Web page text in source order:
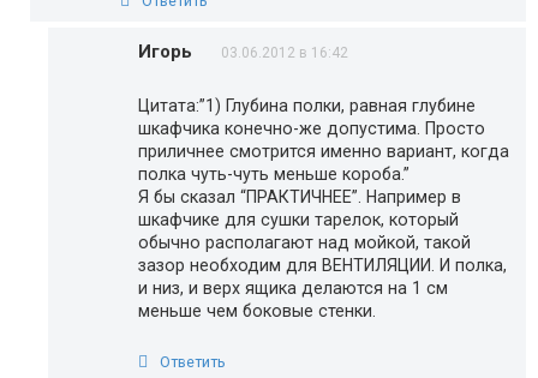
Игорь 03.06.2012 в 16:42
Цитата:”1) Глубина полки, равная глубине
шкафчика конечно-же допустима. Просто
приличнее смотрится именно вариант, когда
полка чуть-чуть меньше короба.”
Я бы сказал “ПРАКТИЧНЕЕ”. Например в
шкафчике для сушки тарелок, который
обычно располагают над мойкой, такой
зазор необходим для ВЕНТИЛЯЦИИ. И полка,
и низ, и верх ящика делаются на 1 см
меньше чем боковые стенки.
Ответить